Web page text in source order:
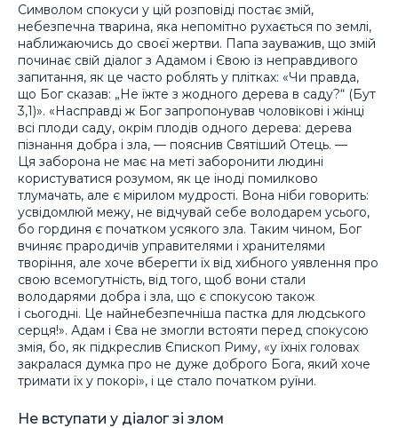
Символом спокуси у цій розповіді постає змій,
небезпечна тварина, яка непомітно рухається по землі,
наближаючись до своєї жертви. Папа зауважив, що змій
починає свій діалог з Адамом і Євою із неправдивого
запитання, як це часто роблять у плітках: «Чи правда,
що Бог сказав: „Не їжте з жодного дерева в саду?“ (Бут
3,1)». «Насправді ж Бог запропонував чоловікові і жінці
всі плоди саду, окрім плодів одного дерева: дерева
пізнання добра і зла, — пояснив Святіший Отець. —
Ця заборона не має на меті заборонити людині
користуватися розумом, як це іноді помилково
тлумачать, але є мірилом мудрості. Вона ніби говорить:
усвідомлюй межу, не відчувай себе володарем усього,
бо гординя є початком усякого зла. Таким чином, Бог
вчиняє прародичів управителями і хранителями
творіння, але хоче вберегти їх від хибного уявлення про
свою всемогутність, від того, щоб вони стали
володарями добра і зла, що є спокусою також
і сьогодні. Це найнебезпечніша пастка для людського
серця!». Адам і Єва не змогли встояти перед спокусою
змія, бо, як підкреслив Єпископ Риму, «у їхніх головах
закралася думка про не дуже доброго Бога, який хоче
тримати їх у покорі», і це стало початком руїни.
Не вступати у діалог зі злом